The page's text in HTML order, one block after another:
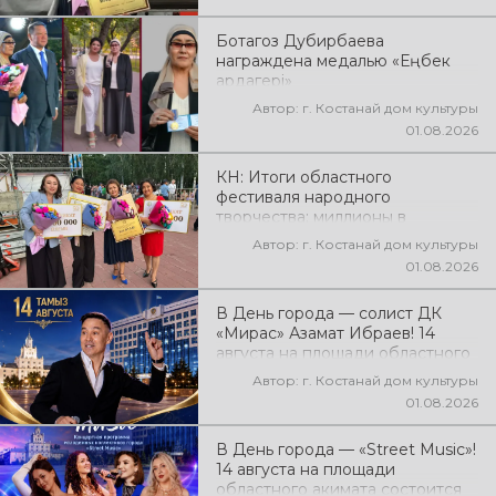
Ботагоз Дубирбаева
награждена медалью «Еңбек
ардагері»
Автор: г. Костанай дом культуры
01.08.2026
КН: Итоги областного
фестиваля народного
творчества: миллионы в
культуруАвтор: г. Костанай дом культуры
01.08.2026
В День города — солист ДК
«Мирас» Азамат Ибраев! 14
августа на площади областного
акимата состоится концертная
программа Азамата Ибраева!
Вас ждут любимые песни,
яркое выступление, мощная
энергия и праздничное
настроение!
Автор: г. Костанай дом культуры
01.08.2026
В День города — «Street Music»!
14 августа на площади
областного акимата состоится